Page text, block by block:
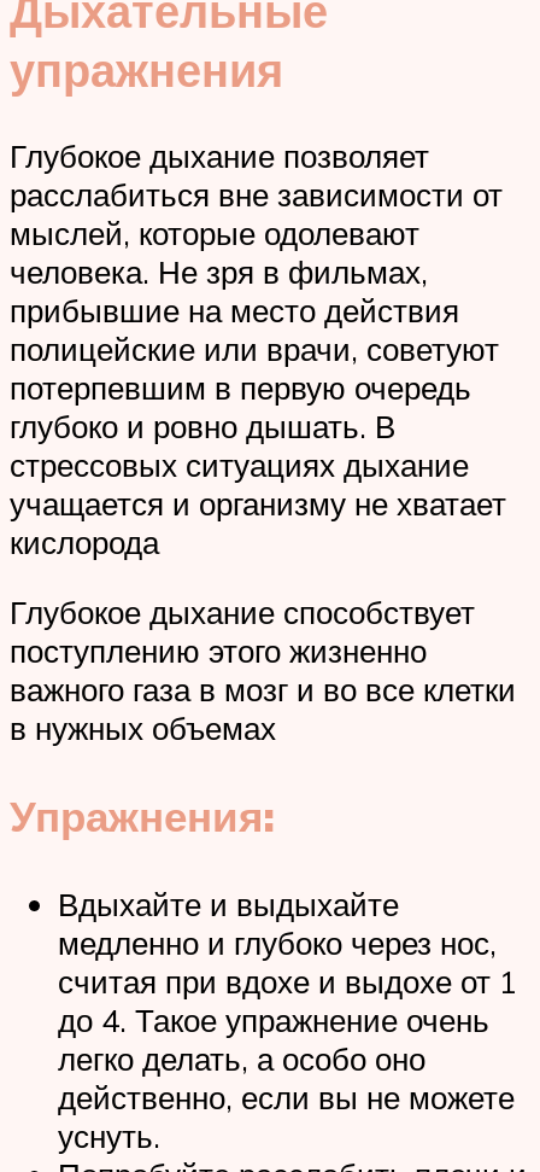
упражнения
Глубокое дыхание позволяет
расслабиться вне зависимости от
мыслей, которые одолевают
человека. Не зря в фильмах,
прибывшие на место действия
полицейские или врачи, советуют
потерпевшим в первую очередь
глубоко и ровно дышать. В
стрессовых ситуациях дыхание
учащается и организму не хватает
кислорода
Глубокое дыхание способствует
поступлению этого жизненно
важного газа в мозг и во все клетки
в нужных объемах
Упражнения:
Вдыхайте и выдыхайте
медленно и глубоко через нос,
считая при вдохе и выдохе от 1
до 4. Такое упражнение очень
легко делать, а особо оно
действенно, если вы не можете
уснуть.